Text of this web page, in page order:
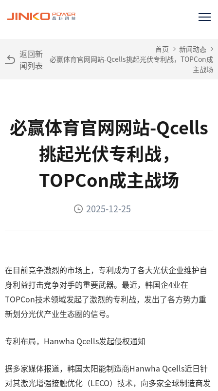
返回新
闻列表
首页
新闻动态
必赢体育官网网站-Qcells挑起光伏专利战，TOPCon成
主战场
必赢体育官网网站-Qcells
挑起光伏专利战，
TOPCon成主战场
2025-12-25
在目前竞争激烈的市场上，专利成为了各大光伏企业维护自
身利益打击竞争对手的重要武器。最近，韩国企4业在
TOPCon技术领域发起了激烈的专利战，发出了各方势力重
新划分光伏产业生态圈的信号。
专利布局，Hanwha Qcells发起侵权通知
据多家媒体报道，韩国太阳能制造商Hanwha Qcells近日针
对其激光增强接触优化（LECO）技术，向多家全球制造商发